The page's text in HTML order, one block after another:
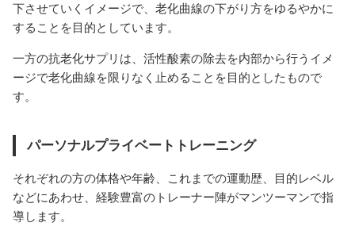
下させていくイメージで、老化曲線の下がり方をゆるやかに
することを目的としています。
一方の抗老化サプリは、活性酸素の除去を内部から行うイメ
ージで老化曲線を限りなく止めることを目的としたもので
す。
パーソナルプライベートトレーニング
それぞれの方の体格や年齢、これまでの運動歴、目的レベル
などにあわせ、経験豊富のトレーナー陣がマンツーマンで指
導します。